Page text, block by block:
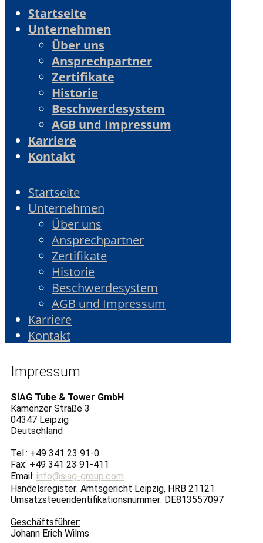
Startseite
Unternehmen
Über uns
Ansprechpartner
Zertifikate
Historie
Beschwerdesystem
AGB und Impressum
Karriere
Kontakt
Startseite
Unternehmen
Über uns
Ansprechpartner
Zertifikate
Historie
Beschwerdesystem
AGB und Impressum
Karriere
Kontakt
Impressum
SIAG Tube & Tower GmbH
Kamenzer Straße 3
04347 Leipzig
Deutschland
Tel.: +49 341 23 91-0
Fax: +49 341 23 91-411
Email: info@siag-group.com
Handelsregister: Amtsgericht Leipzig, HRB 21121
Umsatzsteueridentifikationsnummer: DE813557097
Geschäftsführer:
Johann Erich Wilms